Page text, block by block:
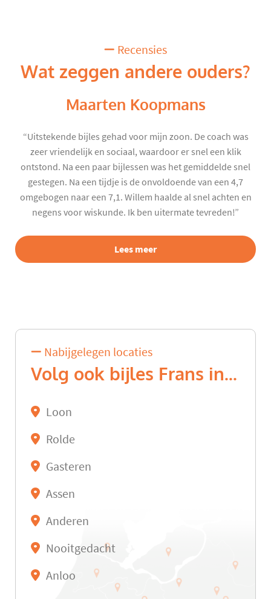
Recensies
Wat zeggen andere ouders?
Maarten Koopmans
“Uitstekende bijles gehad voor mijn zoon. De coach was
zeer vriendelijk en sociaal, waardoor er snel een klik
ontstond. Na een paar bijlessen was het gemiddelde snel
gestegen. Na een tijdje is de onvoldoende van een 4,7
omgebogen naar een 7,1. Willem haalde al snel achten en
negens voor wiskunde. Ik ben uitermate tevreden!”
Lees meer
Nabijgelegen locaties
Volg ook bijles Frans in...
Loon
Rolde
Gasteren
Assen
Anderen
Nooitgedacht
Anloo